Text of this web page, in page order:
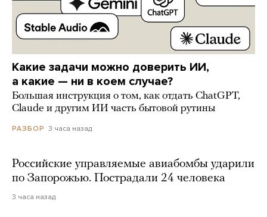
Какие задачи можно доверить ИИ,
а какие — ни в коем случае?
Большая инструкция о том, как отдать ChatGPT,
Claude и другим ИИ часть бытовой рутины
РАЗБОР 3 часа назад
Российские управляемые авиабомбы ударили
по Запорожью. Пострадали 24 человека
3 часа назад